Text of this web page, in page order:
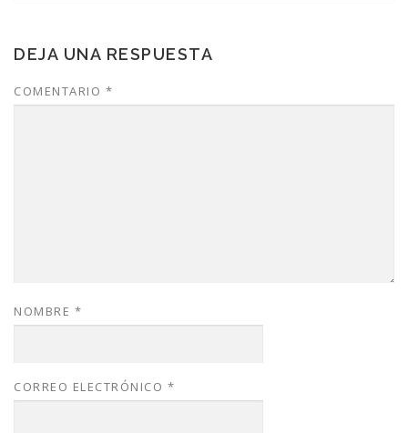
DEJA UNA RESPUESTA
COMENTARIO *
NOMBRE *
CORREO ELECTRÓNICO *